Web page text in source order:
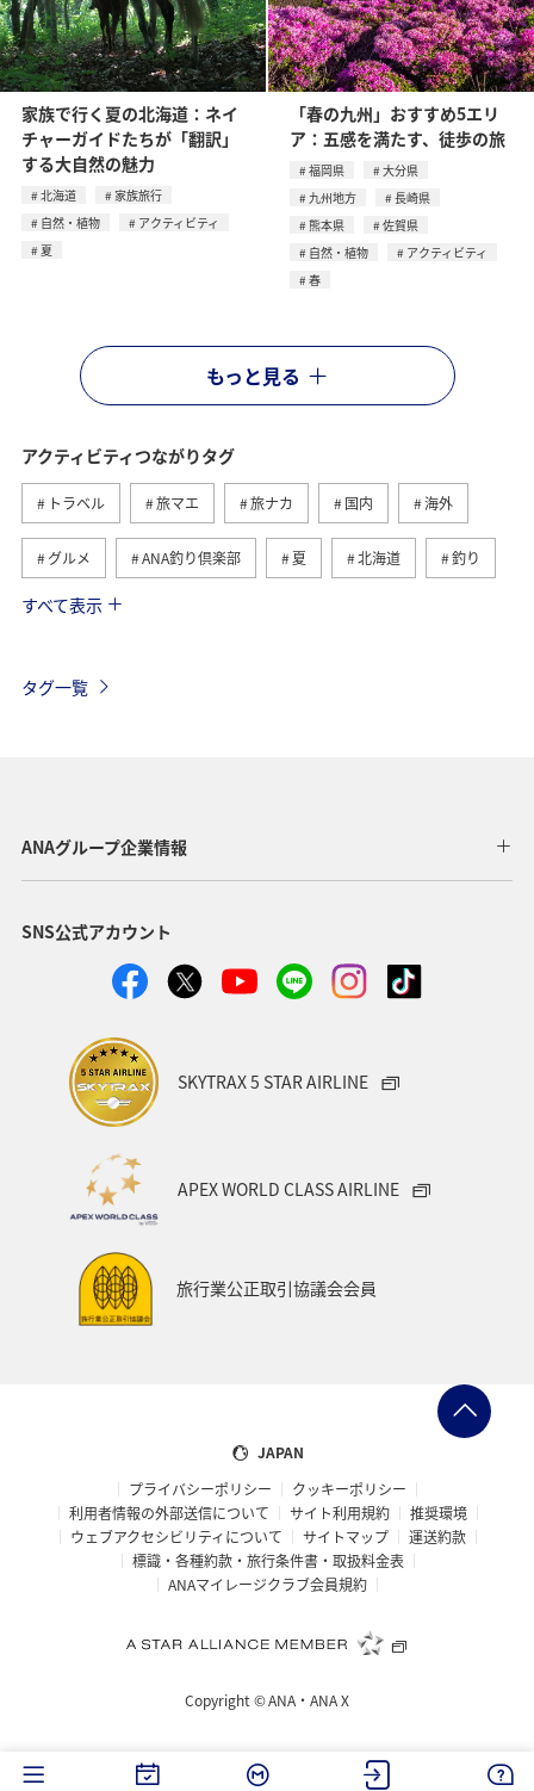
家族で行く夏の北海道：ネイ
チャーガイドたちが「翻訳」
する大自然の魅力
北海道
家族旅行
自然・植物
アクティビティ
夏
「春の九州」おすすめ5エリ
ア：五感を満たす、徒歩の旅
福岡県
大分県
九州地方
長崎県
熊本県
佐賀県
自然・植物
アクティビティ
春
もっと見る
アクティビティつながりタグ
トラベル 旅マエ 旅ナカ 国内 海外
グルメ ANA釣り倶楽部 夏 北海道 釣り
アメリカ
アメリカ・カナダ・中南米 イタリア
関東・甲信越地方
海 メキシコ 四国地方
歴史・文化・芸術
マイルを貯める
世界遺産
中国地方 徳島県
スイス インドネシア
大阪府 オセアニア
ワカサギ 大分県 東海地方
ホテル 静岡県 秋のアクティビティ ライフ
長崎県 シドニー スウェーデン
トルコ・アフリカ・中東 島根県
マリンスポーツ
すべて表示
タグ一覧
ANAグループ企業情報
SNS公式アカウント
SKYTRAX 5 STAR AIRLINE
APEX WORLD CLASS AIRLINE
旅行業公正取引協議会会員
JAPAN
プライバシーポリシー
クッキーポリシー
利用者情報の外部送信について
サイト利用規約
推奨環境
ウェブアクセシビリティについて
サイトマップ
運送約款
標識・各種約款・旅行条件書・取扱料金表
ANAマイレージクラブ会員規約
Copyright ©ANA・ANA X